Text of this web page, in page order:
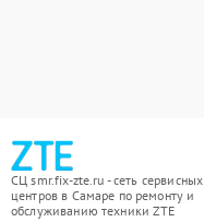
СЦ smr.fix-zte.ru - сеть сервисных
центров в Самаре по ремонту и
обслуживанию техники ZTE